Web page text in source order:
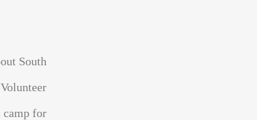
South
camp for